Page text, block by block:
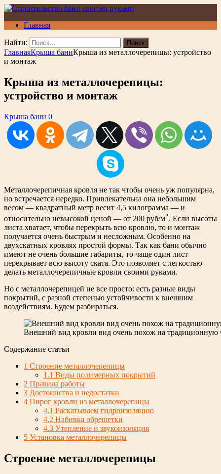
Главная
Найти:
ГлавнаяКрыша баниКрыша из металлочерепицы: устройство
и монтаж
Крыша из металлочерепицы:
устройство и монтаж
Крыша бани 0
Металлочерепичная кровля не так чтобы очень уж популярна,
но встречается нередко. Привлекательна она небольшим
весом — квадратный метр весит 4,5 килограмма — и
относительно невысокой ценой — от 200 руб/м2. Если высоты
листа хватает, чтобы перекрыть всю кровлю, то и монтаж
получается очень быстрым и несложным. Особенно на
двухскатных кровлях простой формы. Так как бани обычно
имеют не очень большие габариты, то чаще один лист
перекрывает всю высоту ската. Это позволяет с легкостью
делать металлочерепичные кровли своими руками.
Но с металлочерепицей не все просто: есть разные виды
покрытий, с разной степенью устойчивости к внешним
воздействиям. Будем разбираться.
Внешний вид кровли вид очень похож на традиционную
Содержание статьи
1 Строение металлочерепицы
1.1 Виды полимерных покрытий
2 Правила работы
3 Достоинства и недостатки
4 Пирог кровли из металлочерепицы
4.1 Раскатываем гидроизоляцию
4.2 Набивка обрешетки
4.3 Утепление и звукоизоляция
5 Установка металлочерепицы
Строение металлочерепицы